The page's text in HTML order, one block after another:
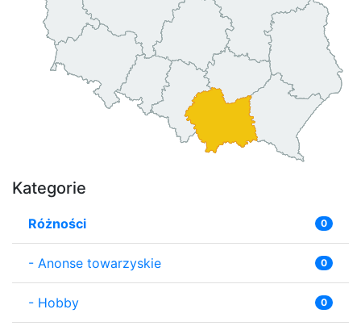
Kategorie
Różności 0
- Anonse towarzyskie 0
- Hobby 0